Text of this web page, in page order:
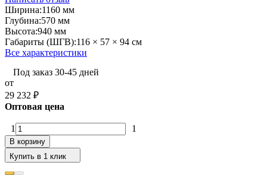
Ширина:1160 мм
Глубина:570 мм
Высота:940 мм
Габариты (ШГВ):116 × 57 × 94 см
Все характеристики
Под заказ 30-45 дней
от
29 232 ₽
Оптовая цена
1 1
В корзину
Купить в 1 клик